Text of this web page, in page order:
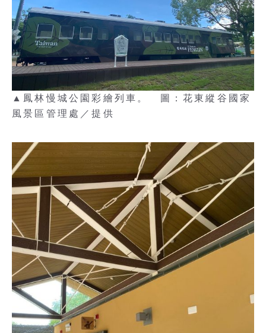
▲鳳林慢城公園彩繪列車。 圖：花東縱谷國家
風景區管理處／提供